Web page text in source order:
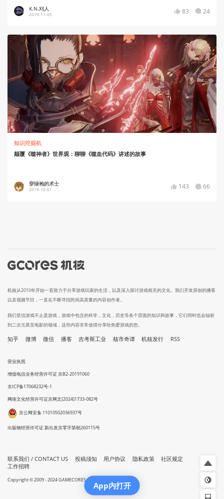
K.N.刈人
2019-11-05 83 24
知识挖掘机
颠覆《噬神者》世界观：聊聊《噬血代码》讲述的故事
穿绿袍的术士
2019-10-01 143 66
机核从2010年开始一直致力于分享游戏玩家的生活，以及深入探讨游戏相关的文化。我们开发原创的播客
以及视频节目，一直在不断寻找民间高质量的内容创作者。
我们坚信游戏不止是游戏，游戏中包含的科学，文化，历史等各个层面的知识和故事，它们同时也会辐射
到二次元甚至电影的领域，这些内容非常值得分享给热爱游戏的您。
知乎 微博 微信 播客 吉考斯工业 核市奇谭 机核发行 RSS
营业执照
增值电信业务经营许可证 京B2-20191060
京ICP备17068232号-1
网络文化经营许可证京网文[2024]1733-082号
京公网安备 11010502036937号
出版物经营许可证 新出发京零字第朝260115号
联系我们 / CONTACT US 投稿须知 用户协议 隐私政策
社区规定
工作招聘
Copyright © 2009 - 2024 GAMECORES. All Rights Reserved
App内打开